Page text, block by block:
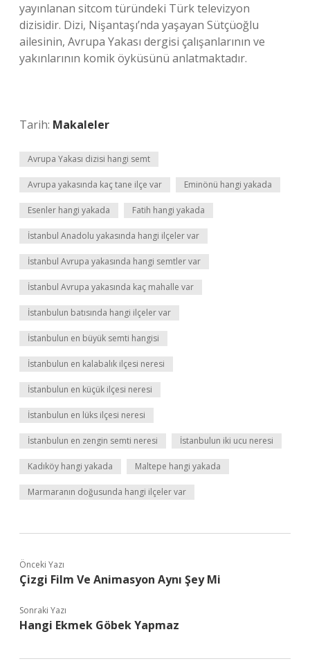
yayınlanan sitcom türündeki Türk televizyon
dizisidir. Dizi, Nişantaşı’nda yaşayan Sütçüoğlu
ailesinin, Avrupa Yakası dergisi çalışanlarının ve
yakınlarının komik öyküsünü anlatmaktadır.
Tarih: Makaleler
Avrupa Yakası dizisi hangi semt
Avrupa yakasında kaç tane ilçe var Eminönü hangi yakada
Esenler hangi yakada Fatih hangi yakada
İstanbul Anadolu yakasında hangi ilçeler var
İstanbul Avrupa yakasında hangi semtler var
İstanbul Avrupa yakasında kaç mahalle var
İstanbulun batısında hangi ilçeler var
İstanbulun en büyük semti hangisi
İstanbulun en kalabalık ilçesi neresi
İstanbulun en küçük ilçesi neresi
İstanbulun en lüks ilçesi neresi
İstanbulun en zengin semti neresi İstanbulun iki ucu neresi
Kadıköy hangi yakada Maltepe hangi yakada
Marmaranın doğusunda hangi ilçeler var
Önceki Yazı
Çizgi Film Ve Animasyon Aynı Şey Mi
Sonraki Yazı
Hangi Ekmek Göbek Yapmaz